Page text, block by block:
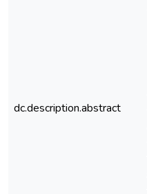
dc.description.abstract